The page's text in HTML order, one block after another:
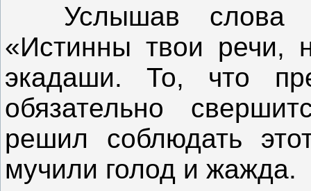
Услышав слова
«Истинны твои речи,
экадаши. То, что
обязательно
решил соблюдать
мучили голод и жажда.